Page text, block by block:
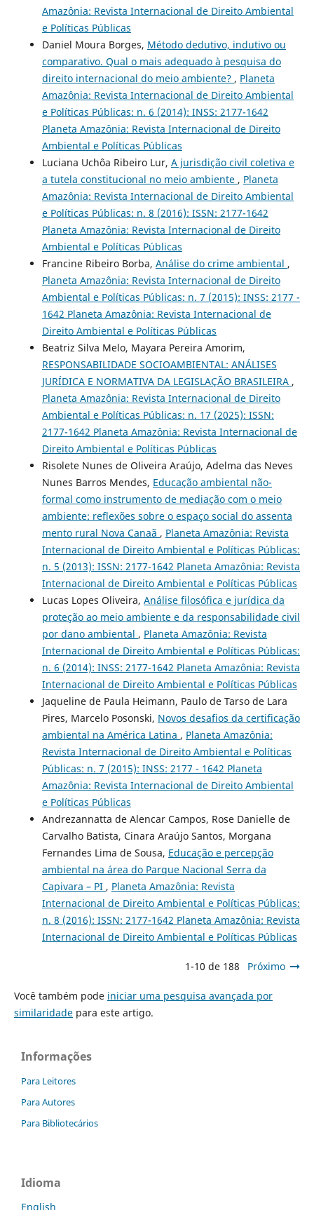
Amazônia: Revista Internacional de Direito Ambiental
e Políticas Públicas
Daniel Moura Borges, Método dedutivo, indutivo ou
comparativo. Qual o mais adequado à pesquisa do
direito internacional do meio ambiente? , Planeta
Amazônia: Revista Internacional de Direito Ambiental
e Políticas Públicas: n. 6 (2014): INSS: 2177-1642
Planeta Amazônia: Revista Internacional de Direito
Ambiental e Políticas Públicas
Luciana Uchôa Ribeiro Lur, A jurisdição civil coletiva e
a tutela constitucional no meio ambiente , Planeta
Amazônia: Revista Internacional de Direito Ambiental
e Políticas Públicas: n. 8 (2016): ISSN: 2177-1642
Planeta Amazônia: Revista Internacional de Direito
Ambiental e Políticas Públicas
Francine Ribeiro Borba, Análise do crime ambiental ,
Planeta Amazônia: Revista Internacional de Direito
Ambiental e Políticas Públicas: n. 7 (2015): INSS: 2177 -
1642 Planeta Amazônia: Revista Internacional de
Direito Ambiental e Políticas Públicas
Beatriz Silva Melo, Mayara Pereira Amorim,
RESPONSABILIDADE SOCIOAMBIENTAL: ANÁLISES
JURÍDICA E NORMATIVA DA LEGISLAÇÃO BRASILEIRA ,
Planeta Amazônia: Revista Internacional de Direito
Ambiental e Políticas Públicas: n. 17 (2025): ISSN:
2177-1642 Planeta Amazônia: Revista Internacional de
Direito Ambiental e Políticas Públicas
Risolete Nunes de Oliveira Araújo, Adelma das Neves
Nunes Barros Mendes, Educação ambiental não-
formal como instrumento de mediação com o meio
ambiente: reflexões sobre o espaço social do assenta
mento rural Nova Canaã , Planeta Amazônia: Revista
Internacional de Direito Ambiental e Políticas Públicas:
n. 5 (2013): ISSN: 2177-1642 Planeta Amazônia: Revista
Internacional de Direito Ambiental e Políticas Públicas
Lucas Lopes Oliveira, Análise filosófica e jurídica da
proteção ao meio ambiente e da responsabilidade civil
por dano ambiental , Planeta Amazônia: Revista
Internacional de Direito Ambiental e Políticas Públicas:
n. 6 (2014): INSS: 2177-1642 Planeta Amazônia: Revista
Internacional de Direito Ambiental e Políticas Públicas
Jaqueline de Paula Heimann, Paulo de Tarso de Lara
Pires, Marcelo Posonski, Novos desafios da certificação
ambiental na América Latina , Planeta Amazônia:
Revista Internacional de Direito Ambiental e Políticas
Públicas: n. 7 (2015): INSS: 2177 - 1642 Planeta
Amazônia: Revista Internacional de Direito Ambiental
e Políticas Públicas
Andrezannatta de Alencar Campos, Rose Danielle de
Carvalho Batista, Cinara Araújo Santos, Morgana
Fernandes Lima de Sousa, Educação e percepção
ambiental na área do Parque Nacional Serra da
Capivara – PI , Planeta Amazônia: Revista
Internacional de Direito Ambiental e Políticas Públicas:
n. 8 (2016): ISSN: 2177-1642 Planeta Amazônia: Revista
Internacional de Direito Ambiental e Políticas Públicas
1-10 de 188 Próximo
Você também pode iniciar uma pesquisa avançada por
similaridadepara este artigo.
Informações
Para Leitores
Para Autores
Para Bibliotecários
Idioma
English